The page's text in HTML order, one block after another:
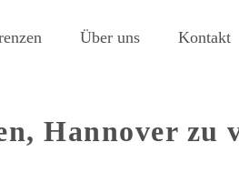
Über uns Kontakt
Hannover zu